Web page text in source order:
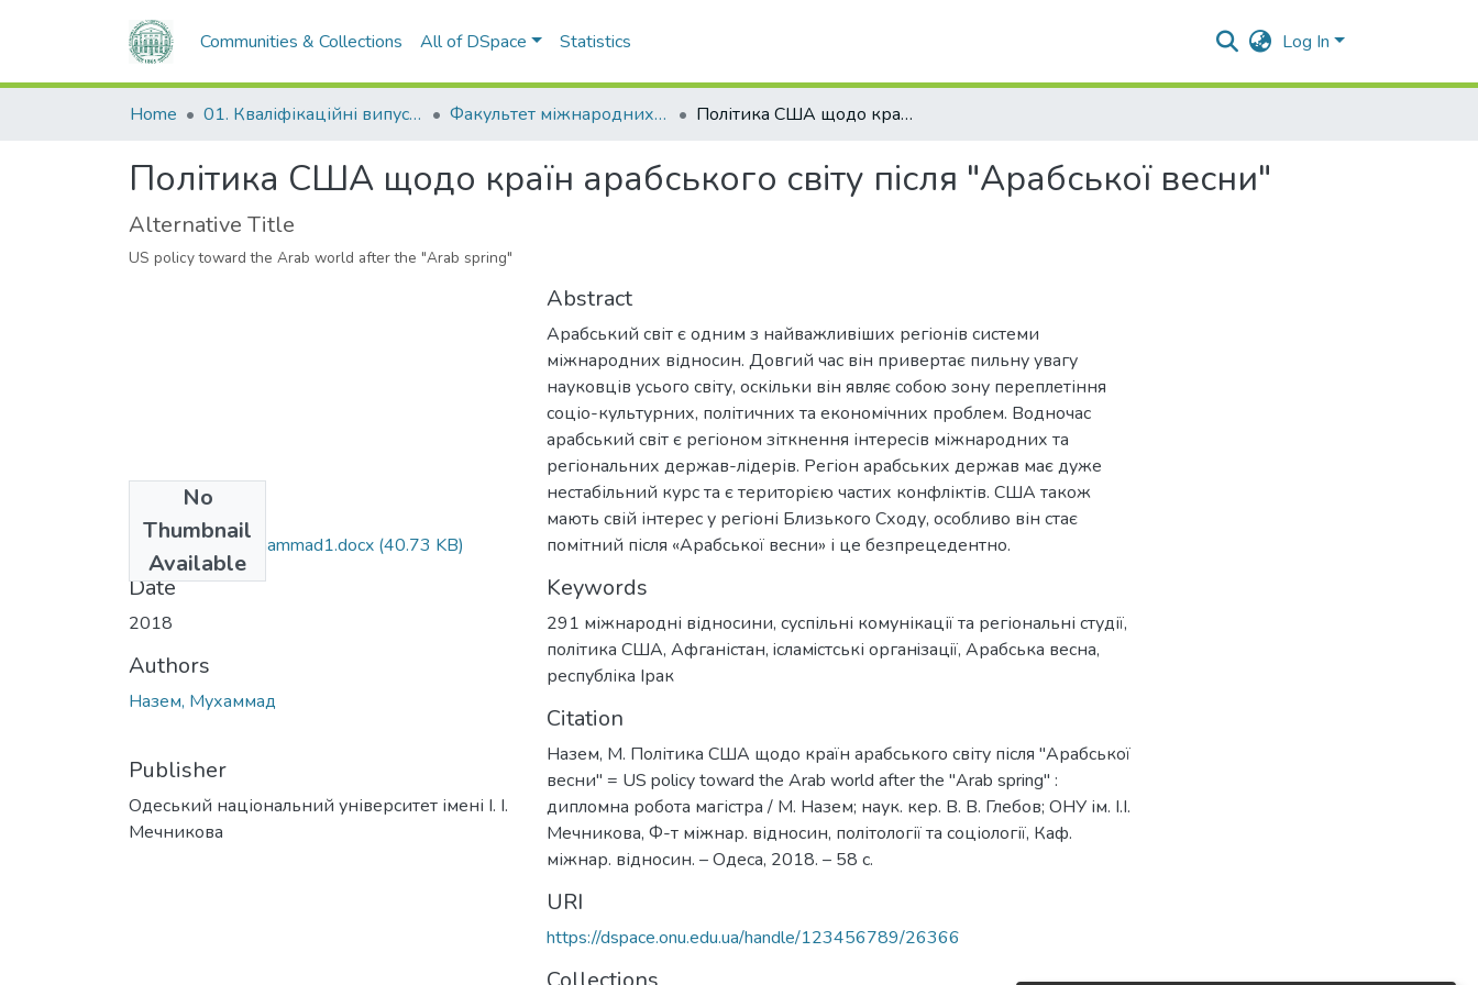
Communities & Collections All of DSpace Statistics Log In
Home 01. Кваліфікаційні випускні роботи здобувачів вищої освіти Факультет міжнародних відносин, політології та соціології Політика США щодо країн арабського світу після "Арабської весни"
Політика США щодо країн арабського світу після "Арабської весни"
Alternative Title
US policy toward the Arab world after the "Arab spring"
No
Thumbnail
Available
291_Nezem_Muhammad1.docx (40.73 KB)
Date
2018
Authors
Назем, Мухаммад
Publisher
Одеський національний університет імені І. І.
Мечникова
Abstract
Арабський світ є одним з найважливіших регіонів системи
міжнародних відносин. Довгий час він привертає пильну увагу
науковців усього світу, оскільки він являє собою зону переплетіння
соціо-культурних, політичних та економічних проблем. Водночас
арабський світ є регіоном зіткнення інтересів міжнародних та
регіональних держав-лідерів. Регіон арабських держав має дуже
нестабільний курс та є територією частих конфліктів. США також
мають свій інтерес у регіоні Близького Сходу, особливо він стає
помітний після «Арабської весни» і це безпрецедентно.
Keywords
291 міжнародні відносини, суспільні комунікації та регіональні студії,
політика США, Афганістан, iсламiстські органiзацiї, Арабська весна,
республіка Ірак
Citation
Назем, М. Політика США щодо країн арабського світу після "Арабської
весни" = US policy toward the Arab world after the "Arab spring" :
дипломна робота магістра / М. Назем; наук. кер. В. В. Глебов; ОНУ ім. І.І.
Мечникова, Ф-т міжнар. відносин, політології та соціології, Каф.
міжнар. відносин. – Одеса, 2018. – 58 с.
URI
https://dspace.onu.edu.ua/handle/123456789/26366